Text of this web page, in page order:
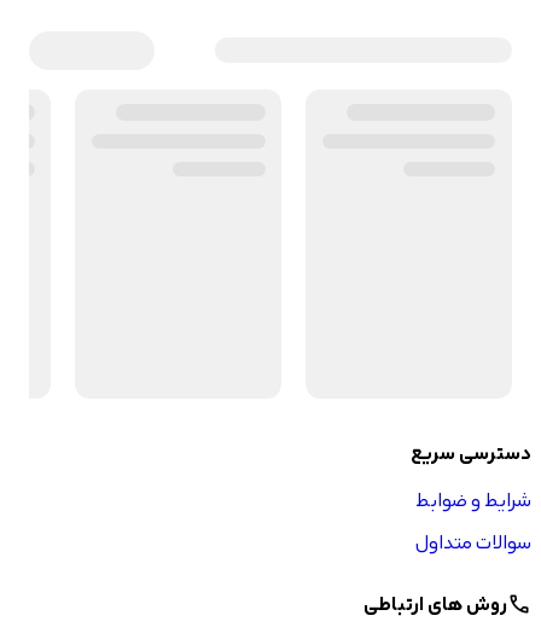
دسترسی سریع
شرایط و ضوابط
سوالات متداول
callروش های ارتباطی